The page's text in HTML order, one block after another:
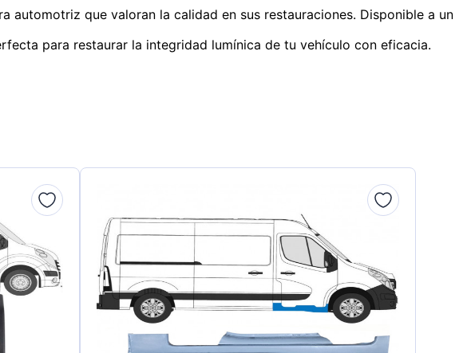
automotriz que valoran la calidad en sus restauraciones. Disponible a un
para restaurar la integridad lumínica de tu vehículo con eficacia.